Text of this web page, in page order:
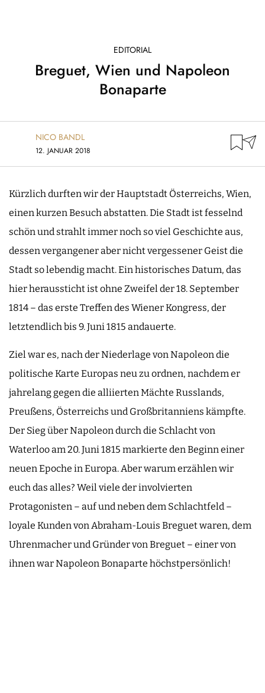
EDITORIAL
Breguet, Wien und Napoleon
Bonaparte
NICO BANDL
12. JANUAR 2018
Kürzlich durften wir der Hauptstadt Österreichs, Wien,
einen kurzen Besuch abstatten. Die Stadt ist fesselnd
schön und strahlt immer noch so viel Geschichte aus,
dessen vergangener aber nicht vergessener Geist die
Stadt so lebendig macht. Ein historisches Datum, das
hier heraussticht ist ohne Zweifel der 18. September
1814 – das erste Treffen des Wiener Kongress, der
letztendlich bis 9. Juni 1815 andauerte.
Ziel war es, nach der Niederlage von Napoleon die
politische Karte Europas neu zu ordnen, nachdem er
jahrelang gegen die alliierten Mächte Russlands,
Preußens, Österreichs und Großbritanniens kämpfte.
Der Sieg über Napoleon durch die Schlacht von
Waterloo am 20. Juni 1815 markierte den Beginn einer
neuen Epoche in Europa. Aber warum erzählen wir
euch das alles? Weil viele der involvierten
Protagonisten – auf und neben dem Schlachtfeld –
loyale Kunden von Abraham-Louis Breguet waren, dem
Uhrenmacher und Gründer von Breguet – einer von
ihnen war Napoleon Bonaparte höchstpersönlich!